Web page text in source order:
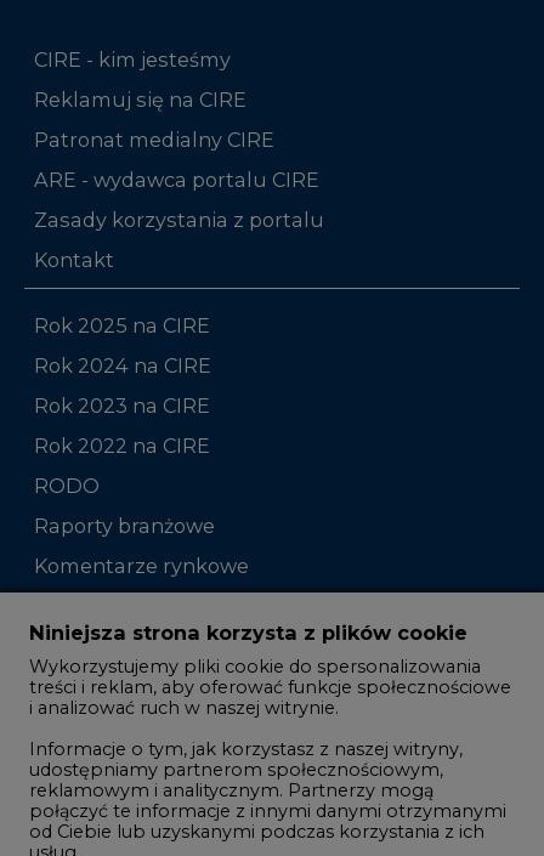
CIRE - kim jesteśmy
Reklamuj się na CIRE
Patronat medialny CIRE
ARE - wydawca portalu CIRE
Zasady korzystania z portalu
Kontakt
Rok 2025 na CIRE
Rok 2024 na CIRE
Rok 2023 na CIRE
Rok 2022 na CIRE
RODO
Raporty branżowe
Komentarze rynkowe
Zmiany kadrowe na rynku
Studio CIRE
Rozmowy o energetyce
Gospodarka
Geopolityka
LTE450
Niniejsza strona korzysta z plików cookie
Wykorzystujemy pliki cookie do spersonalizowania
treści i reklam, aby oferować funkcje społecznościowe
i analizować ruch w naszej witrynie.
Informacje o tym, jak korzystasz z naszej witryny,
udostępniamy partnerom społecznościowym,
reklamowym i analitycznym. Partnerzy mogą
połączyć te informacje z innymi danymi otrzymanymi
od Ciebie lub uzyskanymi podczas korzystania z ich
usług.